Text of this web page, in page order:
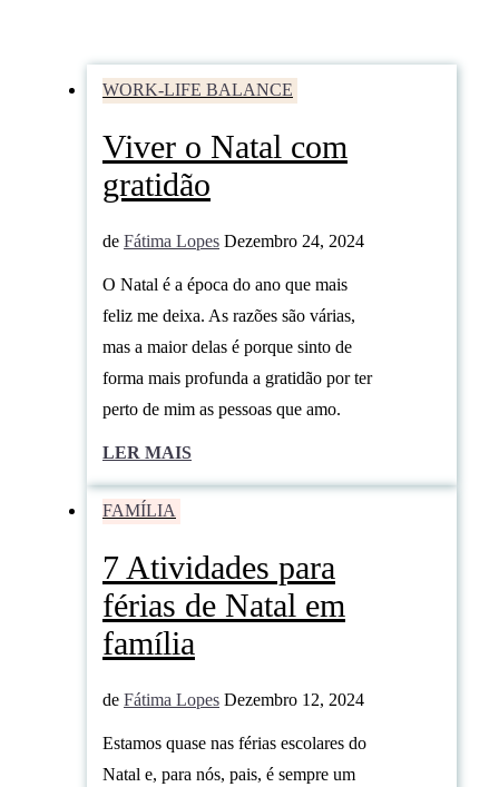
WORK-LIFE BALANCE
Viver o Natal com
gratidão
de Fátima Lopes Dezembro 24, 2024
O Natal é a época do ano que mais
feliz me deixa. As razões são várias,
mas a maior delas é porque sinto de
forma mais profunda a gratidão por ter
perto de mim as pessoas que amo.
LER MAIS
FAMÍLIA
7 Atividades para
férias de Natal em
família
de Fátima Lopes Dezembro 12, 2024
Estamos quase nas férias escolares do
Natal e, para nós, pais, é sempre um